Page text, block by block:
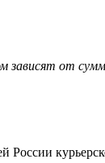
зависят от
России